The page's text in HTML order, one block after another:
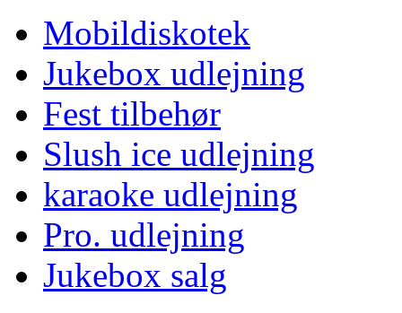
Mobildiskotek
Jukebox udlejning
Fest tilbehør
Slush ice udlejning
karaoke udlejning
Pro. udlejning
Jukebox salg